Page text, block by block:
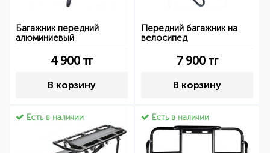
Багажник передний
алюминиевый
4 900 тг
В корзину
Передний багажник на
велосипед
7 900тг
В корзину
Есть в наличии Есть в наличии